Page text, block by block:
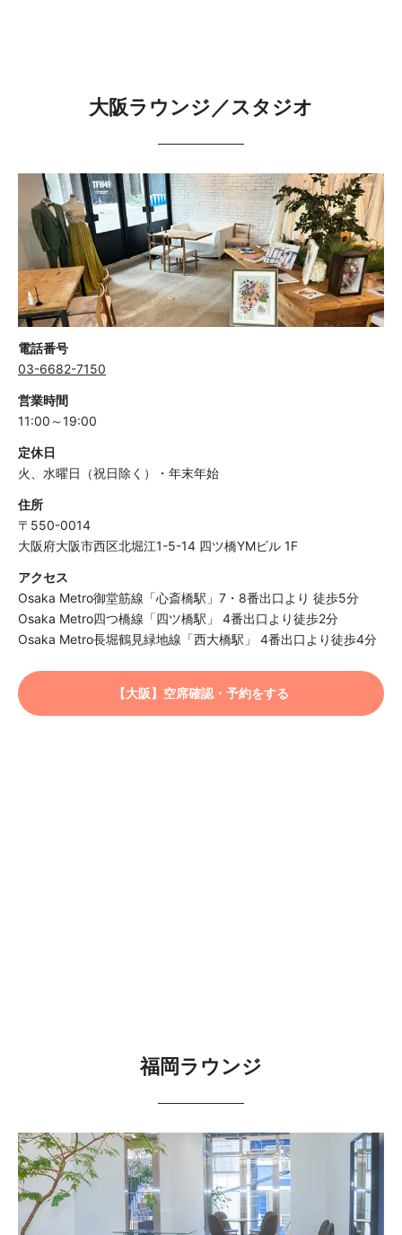
大阪ラウンジ／スタジオ
電話番号
03-6682-7150
営業時間
11:00～19:00
定休日
火、水曜日（祝日除く）・年末年始
住所
〒550-0014
大阪府大阪市西区北堀江1-5-14 四ツ橋YMビル 1F
アクセス
Osaka Metro御堂筋線「心斎橋駅」7・8番出口より 徒歩5分
Osaka Metro四つ橋線「四ツ橋駅」 4番出口より徒歩2分
Osaka Metro長堀鶴見緑地線「西大橋駅」 4番出口より徒歩4分
【大阪】空席確認・予約をする
福岡ラウンジ